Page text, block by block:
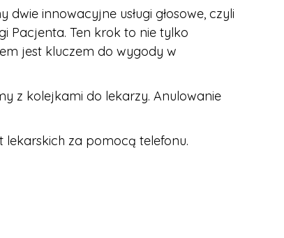
innowacyjne usługi głosowe, czyli
Pacjenta. Ten krok to nie tylko
jest kluczem do wygody w
z kolejkami do lekarzy. Anulowanie
lekarskich za pomocą telefonu.